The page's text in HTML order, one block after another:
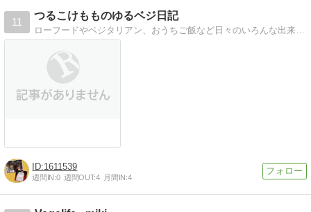
11
つるこけもものゆるベジ日記
ローフードやベジタリアン、おうちご飯など日々のいろんな出来事を書いています。
1611539
週間IN:0 週間OUT:4 月間IN:4